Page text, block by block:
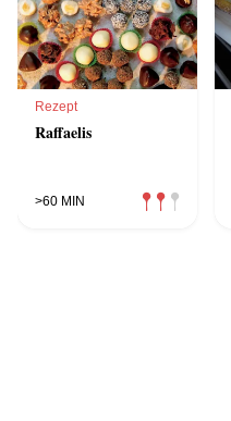
Rezept
Raffaelis
>60 MIN